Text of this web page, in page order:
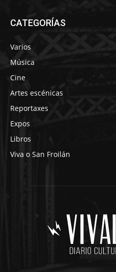
CATEGORÍAS
Varios
Música
Cine
Artes escénicas
Reportaxes
Expos
Libros
Viva o San Froilán